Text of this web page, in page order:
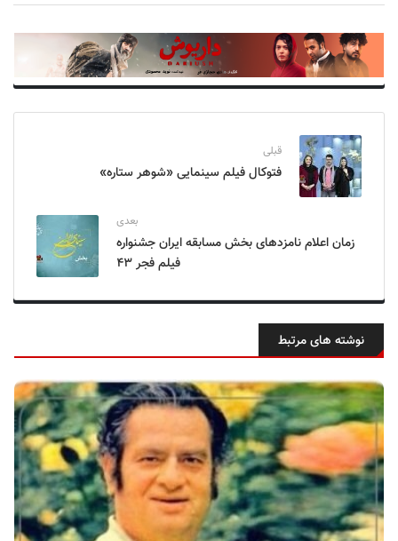
قبلی
فتوکال فیلم سینمایی «شوهر ستاره»
بعدی
زمان اعلام نامزدهای بخش مسابقه ایران جشنواره
فیلم فجر ۴۳
نوشته های مرتبط